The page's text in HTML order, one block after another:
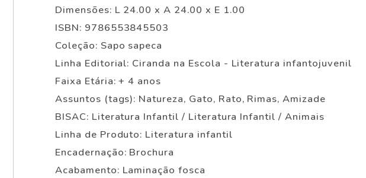
Dimensões: L 24.00 x A 24.00 x E 1.00
ISBN: 9786553845503
Coleção: Sapo sapeca
Linha Editorial: Ciranda na Escola - Literatura infantojuvenil
Faixa Etária: + 4 anos
Assuntos (tags): Natureza, Gato, Rato, Rimas, Amizade
BISAC: Literatura Infantil / Literatura Infantil / Animais
Linha de Produto: Literatura infantil
Encadernação: Brochura
Acabamento: Laminação fosca